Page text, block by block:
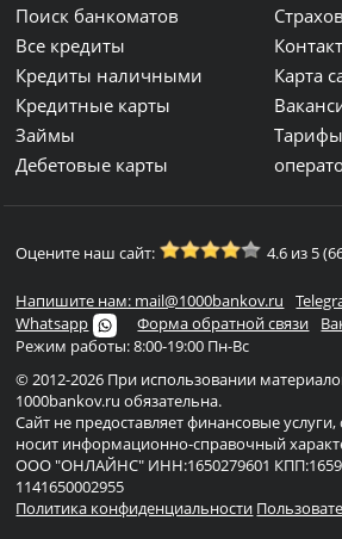
Поиск банкоматов
Все кредиты
Кредиты наличными
Кредитные карты
Займы
Дебетовые карты
Карта
Оцените наш сайт: 4.6 из 5
Напишите нам: mail@1000bankov.ru
Whatsapp
Форма обратной связи
Режим работы: 8:00-19:00 Пн-Вс
© 2012-2026 При использовании
1000bankov.ru обязательна.
Сайт не предоставляет финансовые
носит информационно-справочный
ООО "ОНЛАЙНС" ИНН:1650279601
1141650002955
Политика конфиденциальности